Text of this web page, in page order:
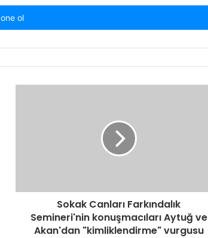
Sokak Canları Farkındalık
Semineri'nin konuşmacıları Aytuğ ve
Akan'dan "kimliklendirme" vurgusu